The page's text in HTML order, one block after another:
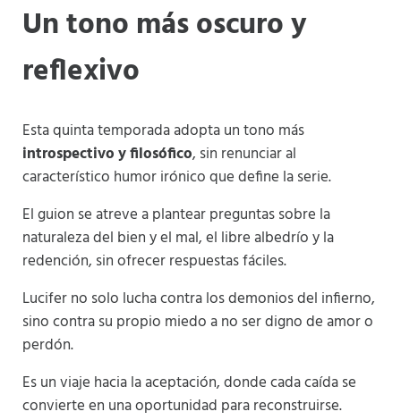
Un tono más oscuro y
reflexivo
Esta quinta temporada adopta un tono más
introspectivo y filosófico, sin renunciar al
característico humor irónico que define la serie.
El guion se atreve a plantear preguntas sobre la
naturaleza del bien y el mal, el libre albedrío y la
redención, sin ofrecer respuestas fáciles.
Lucifer no solo lucha contra los demonios del infierno,
sino contra su propio miedo a no ser digno de amor o
perdón.
Es un viaje hacia la aceptación, donde cada caída se
convierte en una oportunidad para reconstruirse.